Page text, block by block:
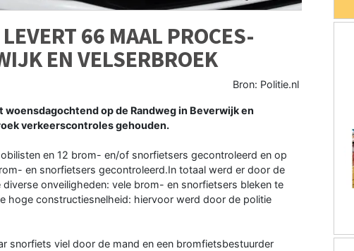
66 MAAL PROCES-
EN VELSERBROEK
Bron: Politie.nl
woensdagochtend op de Randweg in Beverwijk en
verkeerscontroles gehouden.
en 12 brom- en/of snorfietsers gecontroleerd en op
en snorfietsers gecontroleerd.In totaal werd er door de
onveiligheden: vele brom- en snorfietsers bleken te
hoge constructiesnelheid: hiervoor werd door de politie
snorfiets viel door de mand en een bromfietsbestuurder